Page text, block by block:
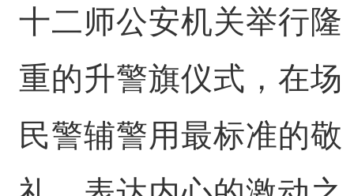
十二师公安机关举行隆
重的升警旗仪式，在场
民警辅警用最标准的敬